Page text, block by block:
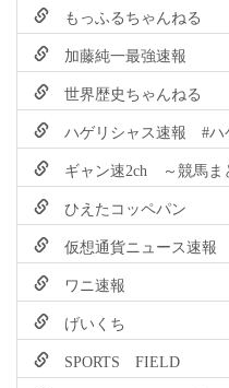
もっふるちゃんねる
加藤純一最強速報
世界歴史ちゃんねる
ハゲリシャス速報 #ハ
ギャン速2ch ～競馬ま
ひえたコッペパン
仮想通貨ニュース速報
ワニ速報
げいくち
SPORTS FIELD